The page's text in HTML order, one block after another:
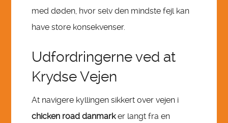
med døden, hvor selv den mindste fejl kan
have store konsekvenser.
Udfordringerne ved at
Krydse Vejen
At navigere kyllingen sikkert over vejen i
chicken road danmarker langt fra en